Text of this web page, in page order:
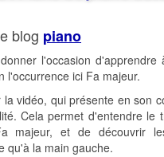
blog piano
l'occasion d'apprendre
l'occurrence ici Fa majeur.
vidéo, qui présente en son
Cela permet d'entendre le
majeur, et de découvrir
qu'à la main gauche.